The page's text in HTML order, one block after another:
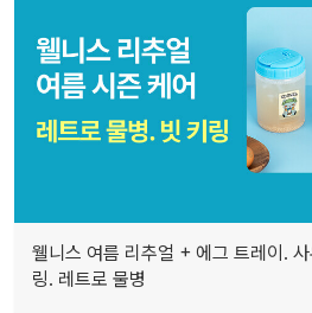
웰니스 여름 리추얼 + 에그 트레이. 사
링. 레트로 물병